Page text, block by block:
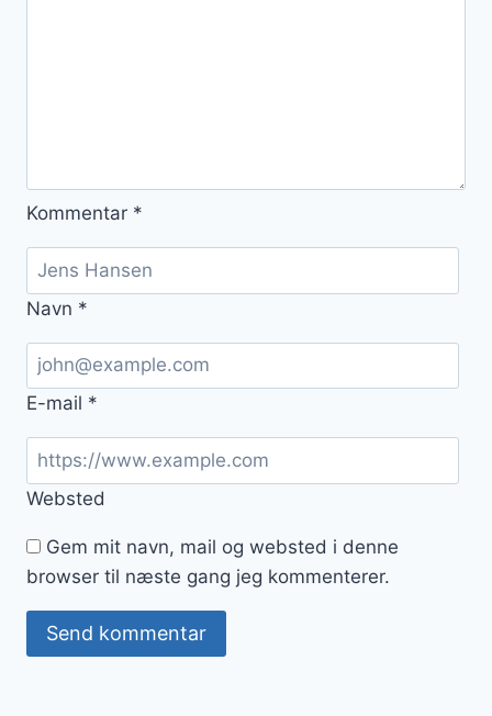
Kommentar *
Navn *
E-mail *
Websted
Gem mit navn, mail og websted i denne
browser til næste gang jeg kommenterer.